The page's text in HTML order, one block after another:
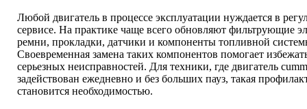
Любой двигатель в процессе эксплуатации нуждается в
сервисе. На практике чаще всего обновляют фильтрующие
ремни, прокладки, датчики и компоненты топливной
Своевременная замена таких компонентов помогает
серьезных неисправностей. Для техники, где двигатель
задействован ежедневно и без больших пауз, такая
становится необходимостью.